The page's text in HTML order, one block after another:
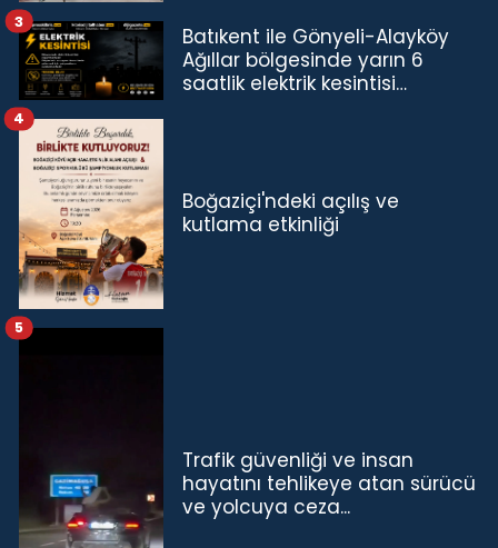
Batıkent ile Gönyeli-Alayköy
Ağıllar bölgesinde yarın 6
saatlik elektrik kesintisi…
3
Boğaziçi'ndeki açılış ve
kutlama etkinliği
4
Trafik güvenliği ve insan
hayatını tehlikeye atan sürücü
ve yolcuya ceza...
5